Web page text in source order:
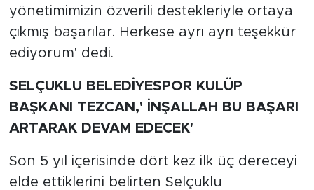
yönetimimizin özverili destekleriyle ortaya
çıkmış başarılar. Herkese ayrı ayrı teşekkür
ediyorum' dedi.
SELÇUKLU BELEDİYESPOR KULÜP
BAŞKANI TEZCAN,'
İNŞALLAH BU BAŞARI
ARTARAK DEVAM EDECEK'
Son 5 yıl içerisinde dört kez ilk üç dereceyi
elde ettiklerini belirten Selçuklu